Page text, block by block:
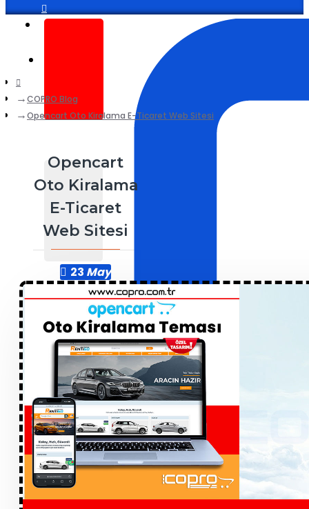
Giriş yap
COPRO Blog
Opencart Oto Kiralama E-Ticaret Web Sitesi
Opencart
Oto Kiralama
E-Ticaret
Web Sitesi
23 May